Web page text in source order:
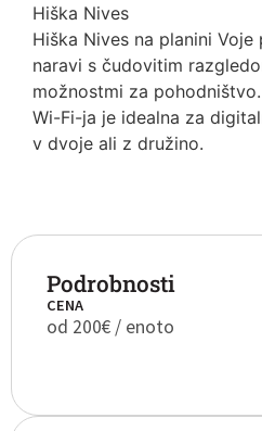
Hiška Nives
Hiška Nives na planini
naravi s čudovitim
možnostmi za
Wi-Fi-ja je idealna za
v dvoje ali z družino.
Podrobnosti
CENA
od 200€ / enoto